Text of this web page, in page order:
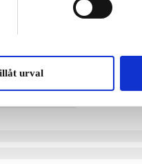
urval